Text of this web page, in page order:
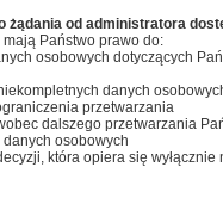
żądania od administratora
Państwo prawo do:
osobowych dotyczących
danych
przetwarzania
dalszego przetwarzania
osobowych
która opiera się